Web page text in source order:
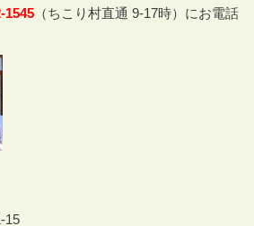
1545 （ちこり村直通 9-17時）にお電話
15